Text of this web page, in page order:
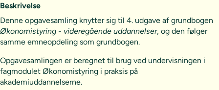
Beskrivelse
Denne opgavesamling knytter sig til 4. udgave af grundbogen
Økonomistyring - videregående uddannelser, og den følger
samme emneopdeling som grundbogen.
Opgavesamlingen er beregnet til brug ved undervisningen i
fagmodulet Økonomistyring i praksis på
akademiuddannelserne.